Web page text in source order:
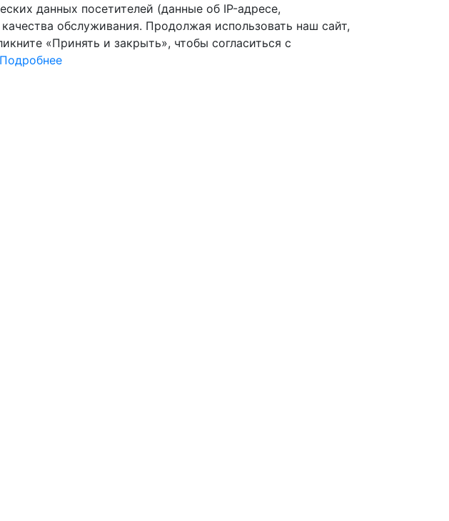
данных посетителей (данные об IP-адресе,
обслуживания. Продолжая использовать наш сайт,
«Принять и закрыть», чтобы согласиться с
Подробнее